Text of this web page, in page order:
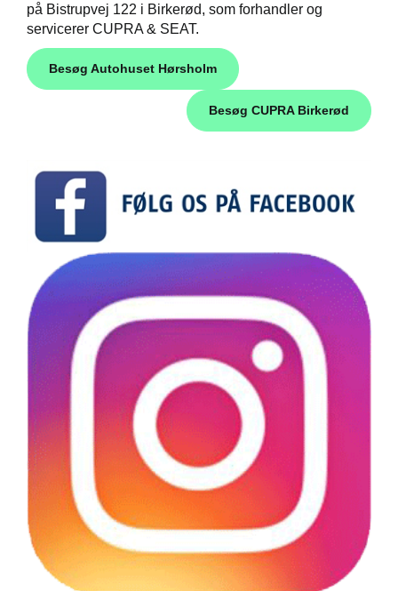
på Bistrupvej 122 i Birkerød, som forhandler og
servicerer CUPRA & SEAT.
Besøg Autohuset Hørsholm
Besøg CUPRA Birkerød